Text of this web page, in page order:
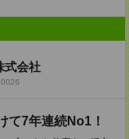
式会社
て7年連続No1！